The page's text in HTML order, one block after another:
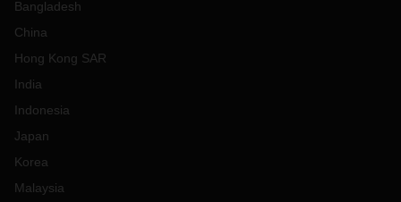
Bangladesh
China
Hong Kong SAR
India
Indonesia
Japan
Korea
Malaysia